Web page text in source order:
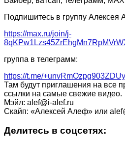
Подпишитесь в группу
https://max.ru/join/j-
группа в телеграмм:
https://t.me/+unvRmOzpg903ZDUy
Там будут приглашения на все
ссылки на самые свежие видео.
Мэйл: alef@i-alef.ru
Скайп: «Алексей Алеф» или
Делитесь в соцсетях: